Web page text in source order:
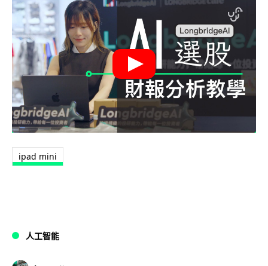
ipad mini
人工智能